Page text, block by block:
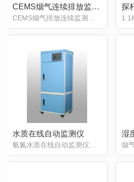
CEMS烟气连续排放监测系统
CEMS烟气排放连续监测系统是采用****在线分析技术与中国环保监测技术相结合，通过我公司多年在工业流程领域中积累的丰富经验精心打造而成。应用于烟气中气态污染物(SO2、NOx、CO、CO2、O2)和固态污染物以及温度、压力、湿度、流量的在线监测，并通过数据采集处理系统生成图谱、环保报表，可将数据远传至各级环保部门。系
探
水质在线自动监测仪 湿